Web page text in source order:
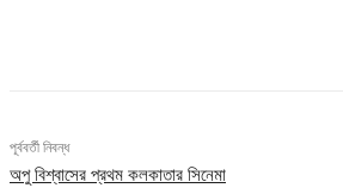
পূর্ববর্তী নিবন্ধ
অপু বিশ্বাসের প্রথম কলকাতার সিনেমা